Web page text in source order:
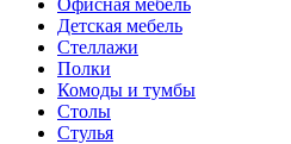
Офисная мебель
Детская мебель
Стеллажи
Полки
Комоды и тумбы
Столы
Стулья